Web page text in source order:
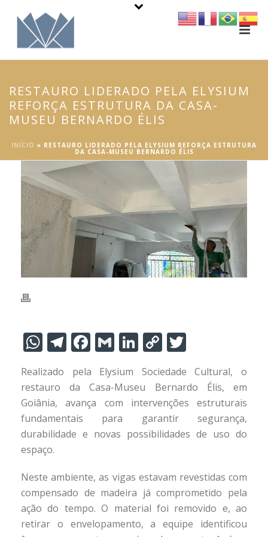
RESTAURO LIDERADO PELA ELYSIUM
REFORÇA ESTRUTURA DA CASA-
MUSEU BERNARDO ÉLIS
INÍCIO » RESTAURO LIDERADO PELA ELYSIUM REFORÇA ESTRUTURA
DA CASA-MUSEU BERNARDO ÉLIS
W
at
s
A
p
p
T
e
gr
a
m
F
ac
e
b
o
G
m
ai
l
Li
n
k
e
dI
n
C
o
p
y
Li
n
w
itt
er
Realizado pela Elysium Sociedade Cultural, o
restauro da Casa-Museu Bernardo Élis, em
Goiânia, avança com intervenções estruturais
fundamentais para garantir segurança,
durabilidade e novas possibilidades de uso do
espaço.
Neste ambiente, as vigas estavam revestidas com
compensado de madeira já comprometido pela
ação do tempo. O material foi removido e, ao
retirar o envelopamento, a equipe identificou